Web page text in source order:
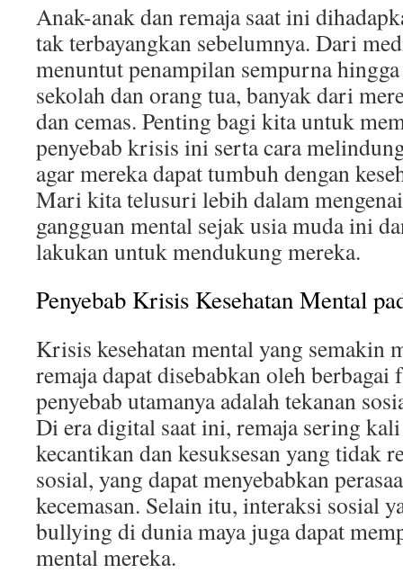
Anak-anak dan remaja saat ini
tak terbayangkan sebelumnya. Dari
menuntut penampilan sempurna
sekolah dan orang tua, banyak dari
dan cemas. Penting bagi kita untuk
penyebab krisis ini serta cara
agar mereka dapat tumbuh dengan
Mari kita telusuri lebih dalam
gangguan mental sejak usia muda ini
lakukan untuk mendukung mereka.
Penyebab Krisis Kesehatan Mental
Krisis kesehatan mental yang semakin
remaja dapat disebabkan oleh berbagai
penyebab utamanya adalah tekanan
Di era digital saat ini, remaja sering
kecantikan dan kesuksesan yang tidak
sosial, yang dapat menyebabkan
kecemasan. Selain itu, interaksi sosial
bullying di dunia maya juga dapat
mental mereka.